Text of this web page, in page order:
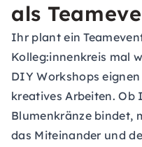
als
Ihr plant ein
Kolleg:innenkreis mal
DIY Workshops
kreatives Arbeiten. Ob
Blumenkränze bindet,
das Miteinander und